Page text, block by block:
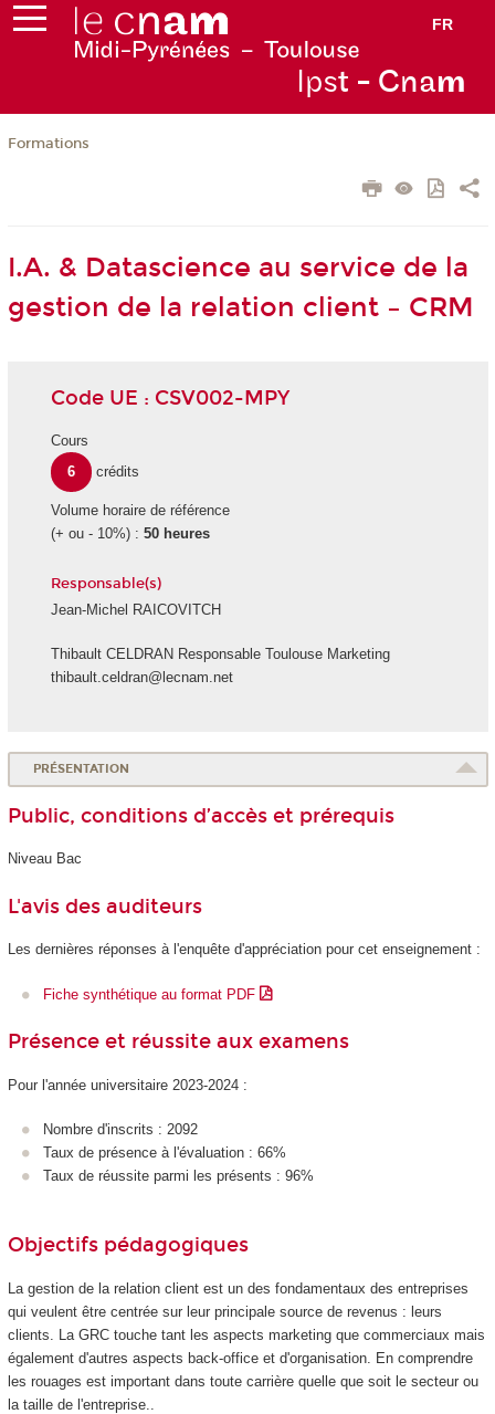
FR
Ipst - Cnam
Formations
I.A. & Datascience au service de la
gestion de la relation client – CRM
Code UE : CSV002-MPY
Cours
6
crédits
Volume horaire de référence
(+ ou - 10%) : 50 heures
Responsable(s)
Jean-Michel RAICOVITCH
Thibault CELDRAN Responsable Toulouse Marketing
thibault.celdran@lecnam.net
PRÉSENTATION
Public, conditions d’accès et prérequis
Niveau Bac
L'avis des auditeurs
Les dernières réponses à l'enquête d'appréciation pour cet enseignement :
Fiche synthétique au format PDF
Présence et réussite aux examens
Pour l'année universitaire 2023-2024 :
Nombre d'inscrits : 2092
Taux de présence à l'évaluation : 66%
Taux de réussite parmi les présents : 96%
Objectifs pédagogiques
La gestion de la relation client est un des fondamentaux des entreprises
qui veulent être centrée sur leur principale source de revenus : leurs
clients. La GRC touche tant les aspects marketing que commerciaux mais
également d'autres aspects back-office et d'organisation. En comprendre
les rouages est important dans toute carrière quelle que soit le secteur ou
la taille de l'entreprise..